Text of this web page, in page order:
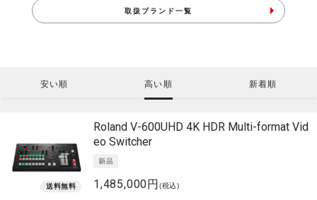
取扱ブランド一覧
安い順 高い順 新着順
Roland V-600UHD 4K HDR Multi-format Vid
eo Switcher
1,485,000円 (税込)